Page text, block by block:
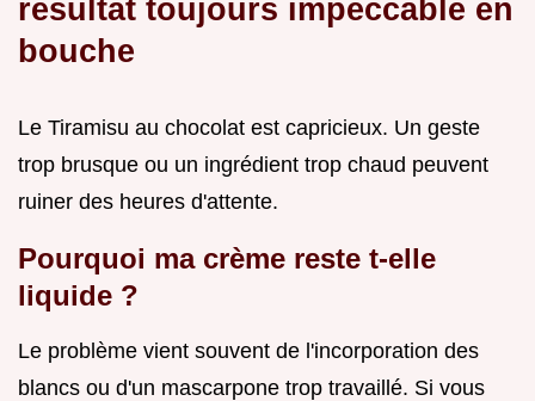
résultat toujours impeccable en
bouche
Le Tiramisu au chocolat est capricieux. Un geste
trop brusque ou un ingrédient trop chaud peuvent
ruiner des heures d'attente.
Pourquoi ma crème reste t-elle
liquide ?
Le problème vient souvent de l'incorporation des
blancs ou d'un mascarpone trop travaillé. Si vous